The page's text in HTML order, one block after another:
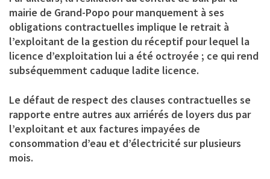
mairie de Grand-Popo pour manquement à ses
obligations contractuelles implique le retrait à
l’exploitant de la gestion du réceptif pour lequel la
licence d’exploitation lui a été octroyée ; ce qui rend
subséquemment caduque ladite licence.
Le défaut de respect des clauses contractuelles se
rapporte entre autres aux arriérés de loyers dus par
l’exploitant et aux factures impayées de
consommation d’eau et d’électricité sur plusieurs
mois.